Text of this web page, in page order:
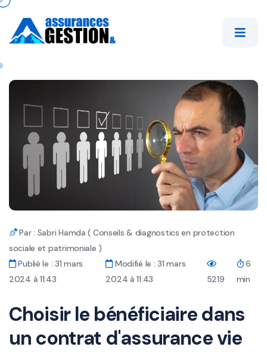
Par : Sabri Hamda ( Conseils & diagnostics en protection
sociale et patrimoniale )
Publié le : 31 mars
2024 à 11:43
Modifié le : 31 mars
2024 à 11:43
5219
6
min
Choisir le bénéficiaire dans
un contrat d'assurance vie